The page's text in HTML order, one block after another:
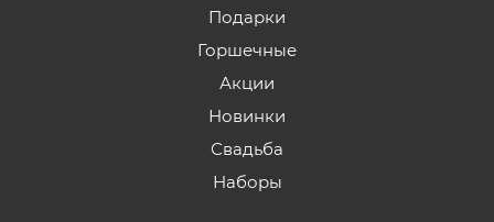
Подарки
Горшечные
Акции
Новинки
Свадьба
Наборы